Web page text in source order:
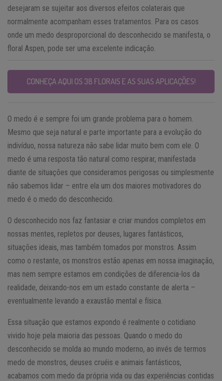
desejaram se sujeitar aos diversos efeitos colaterais que
normalmente acompanham esses tratamentos. Para os casos
onde um medo desproporcional do desconhecido se manifesta, o
floral Aspen, pode ser uma excelente indicação.
CONHEÇA AQUI OS 38 FLORAIS E AS SUAS APLICAÇÕES!
O medo é e sempre foi um grande problema para o homem.
Mesmo que seja natural e parte importante para a evolução do
indivíduo, nossa natureza não sabe lidar muito bem com ele. O
medo é uma resposta tão natural como respirar, manifestada
diante de situações que consideramos perigosas ou simplesmente
não sabemos lidar – entre ela um dos maiores motivadores do
medo é o medo do desconhecido.
O desconhecido nos faz fantasiar e criar mundos completos em
nossas mentes, repletos por deuses, lugares fantásticos,
situações ideais, mas também tomados por monstros. Assim
como o restante, os monstros estão apenas em nossa imaginação,
mas nem sempre estamos em condições de diferencia-los da
realidade, deixando-nos em um estado constante de alerta –
eventualmente levando a exaustão mental e física.
Essa situação que estamos expondo é realmente o cotidiano
vivido hoje pela maioria das pessoas. Quando o medo do
desconhecido se molda ao mundo moderno, ao invés de termos
medo de monstros, deuses cruéis e animais fantásticos,
acabamos com medo da própria vida ou das experiências contidas